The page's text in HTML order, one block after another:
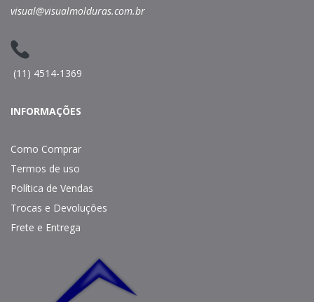
visual@visualmolduras.com.br
(11) 4514-1369
INFORMAÇÕES
Como Comprar
Termos de uso
Política de Vendas
Trocas e Devoluções
Frete e Entrega